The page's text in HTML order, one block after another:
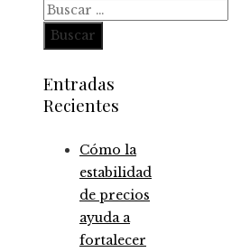
Buscar:
Entradas
Recientes
Cómo la
estabilidad
de precios
ayuda a
fortalecer